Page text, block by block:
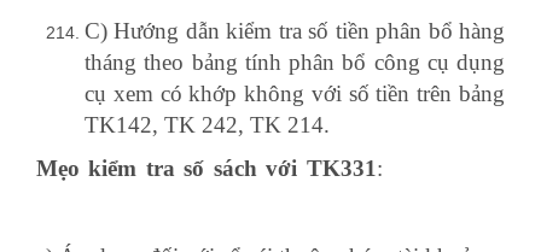
C) Hướng dẫn kiểm tra số tiền phân bổ hàng
tháng theo bảng tính phân bổ công cụ dụng
cụ xem có khớp không với số tiền trên bảng
TK142, TK 242, TK 214.
Mẹo kiểm tra số sách với TK331: